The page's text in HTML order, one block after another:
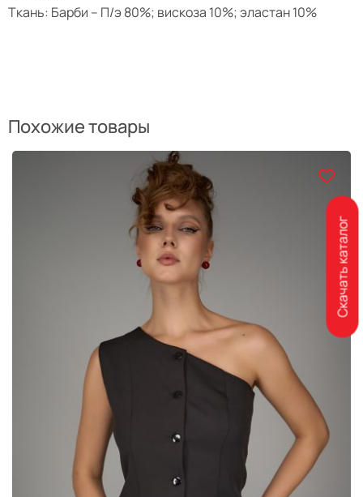
Ткань: Барби – П/э 80%; вискоза 10%; эластан 10%
Похожие товары
Скачать каталог